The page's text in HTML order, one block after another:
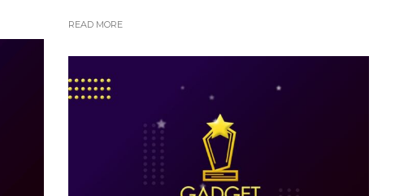
READ MORE